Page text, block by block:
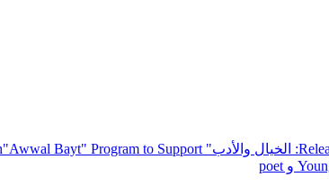
: الخيال والأدب" inviting poets and writers from around the world to participate in Kazakh
"Awwal Bayt" Program to Support